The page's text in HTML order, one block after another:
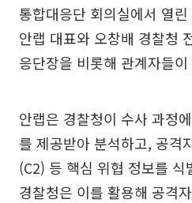
통합대응단 회의실에서 열
안랩 대표와 오창배 경찰청
응단장을 비롯해 관계자들
안랩은 경찰청이 수사 과정
를 제공받아 분석하고, 공격
(C2) 등 핵심 위협 정보를
경찰청은 이를 활용해 공격